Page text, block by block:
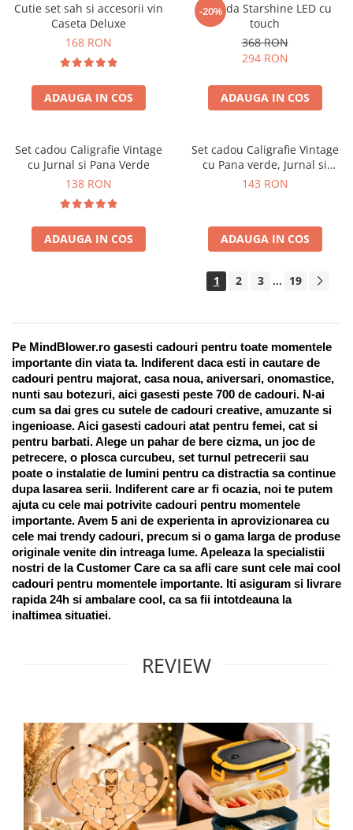
Cutie set sah si accesorii vin
Caseta Deluxe
168 RON
ADAUGA IN COS
-20%
Oglinda Starshine LED cu
touch
368 RON
294 RON
ADAUGA IN COS
Set cadou Caligrafie Vintage
cu Jurnal si Pana Verde
138 RON
ADAUGA IN COS
Set cadou Caligrafie Vintage
cu Pana verde, Jurnal si
Suport pentru stilou, 9 piese
143 RON
ADAUGA IN COS
1 2 3 ... 19
Pe MindBlower.ro gasesti cadouri pentru toate momentele
importante din viata ta. Indiferent daca esti in cautare de
cadouri pentru majorat, casa noua, aniversari, onomastice,
nunti sau botezuri, aici gasesti peste 700 de cadouri. N-ai
cum sa dai gres cu sutele de cadouri creative, amuzante si
ingenioase. Aici gasesti cadouri atat pentru femei, cat si
pentru barbati. Alege un pahar de bere cizma, un joc de
petrecere, o plosca curcubeu, set turnul petrecerii sau
poate o instalatie de lumini pentru ca distractia sa continue
dupa lasarea serii. Indiferent care ar fi ocazia, noi te putem
ajuta cu cele mai potrivite cadouri pentru momentele
importante. Avem 5 ani de experienta in aprovizionarea cu
cele mai trendy cadouri, precum si o gama larga de produse
originale venite din intreaga lume. Apeleaza la specialistii
nostri de la Customer Care ca sa afli care sunt cele mai cool
cadouri pentru momentele importante. Iti asiguram si livrare
rapida 24h si ambalare cool, ca sa fii intotdeauna la
inaltimea situatiei.
REVIEW